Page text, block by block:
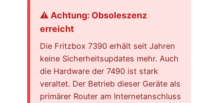
⚠️ Achtung: Obsoleszenz
erreicht
Die Fritzbox 7390 erhält seit Jahren
keine Sicherheitsupdates mehr. Auch
die Hardware der 7490 ist stark
veraltet. Der Betrieb dieser Geräte als
primärer Router am Internetanschluss